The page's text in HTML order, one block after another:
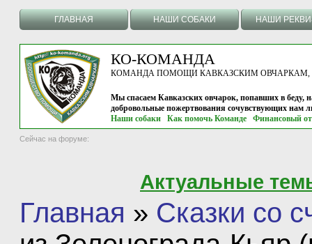
ГЛАВНАЯ НАШИ СОБАКИ НАШИ
КО-КОМАНДА
КОМАНДА ПОМОЩИ КАВКАЗСКИМ ОВЧАРКАМ, г.
Мы спасаем Кавказских овчарок, попавших в беду,
добровольные пожертвования сочувствующих нам
Наши собаки
Как помочь Команде Финансовый
Сейчас на форуме:
Актуальные
Главная » Сказки со